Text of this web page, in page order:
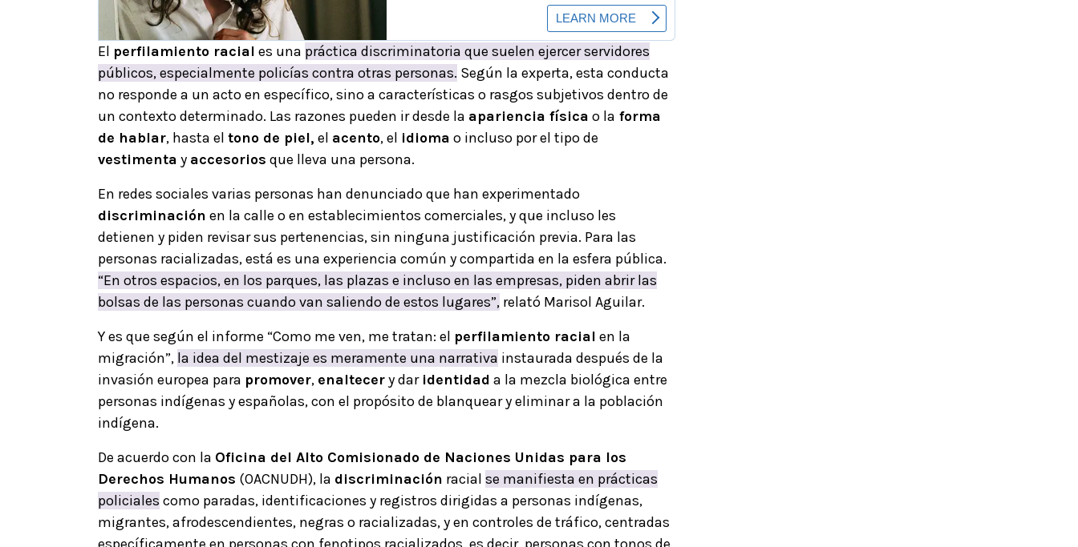
El perfilamiento racial es una práctica discriminatoria que suelen ejercer servidores
públicos, especialmente policías contra otras personas. Según la experta, esta conducta
no responde a un acto en específico, sino a características o rasgos subjetivos dentro de
un contexto determinado. Las razones pueden ir desde la apariencia física o la forma
de hablar, hasta el tono de piel, el acento, el idioma o incluso por el tipo de
vestimenta y accesorios que lleva una persona.
En redes sociales varias personas han denunciado que han experimentado
discriminación en la calle o en establecimientos comerciales, y que incluso les
detienen y piden revisar sus pertenencias, sin ninguna justificación previa. Para las
personas racializadas, está es una experiencia común y compartida en la esfera pública.
“En otros espacios, en los parques, las plazas e incluso en las empresas, piden abrir las
bolsas de las personas cuando van saliendo de estos lugares”, relató Marisol Aguilar.
Y es que según el informe “Como me ven, me tratan: el perfilamiento racial en la
migración”, la idea del mestizaje es meramente una narrativa instaurada después de la
invasión europea para promover, enaltecery dar identidad a la mezcla biológica entre
personas indígenas y españolas, con el propósito de blanquear y eliminar a la población
indígena.
De acuerdo con la Oficina del Alto Comisionado de Naciones Unidas para los
Derechos Humanos (OACNUDH), la discriminación racial se manifiesta en prácticas
policiales como paradas, identificaciones y registros dirigidas a personas indígenas,
migrantes, afrodescendientes, negras o racializadas, y en controles de tráfico, centradas